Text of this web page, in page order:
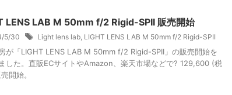
LENS LAB M 50mm f/2 Rigid-SPII 販売開始
5/30 Light lens lab, LIGHT LENS LAB M 50mm f/2 Rigid-SPII
が「LIGHT LENS LAB M 50mm f/2 Rigid-SPII」の販売開始を
した。直販ECサイトやAmazon、楽天市場などで? 129,600 (税
開始。